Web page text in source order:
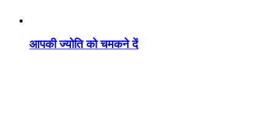
आपकी ज्योति को चमकने दें